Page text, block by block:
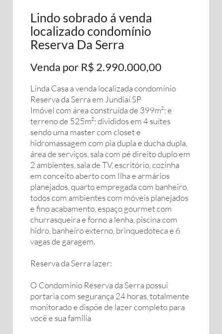
Lindo sobrado á venda
localizado condomínio
Reserva Da Serra
Venda por R$ 2.990.000,00
Linda Casa a venda localizada condomínio
Reserva da Serra em Jundiaí SP
Imóvel com área construída de 399m²; e
terreno de 525m²; divididos em 4 suítes
sendo uma master com closet e
hidromassagem com pia dupla e ducha dupla,
área de serviços, sala com pé direito duplo em
2 ambientes, sala de TV, escritório, cozinha
em conceito aberto com Ilha e armários
planejados, quarto empregada com banheiro,
todos com ambientes com móveis planejados
e fino acabamento, espaço gourmet com
churrasqueira e forno a lenha, piscina com
hidro, banheiro externo, brinquedoteca e 6
vagas de garagem.
Reserva da Serra lazer:
O Condomínio Reserva da Serra possui
portaria com segurança 24 horas, totalmente
monitorado e dispõe de lazer completo para
você e sua família